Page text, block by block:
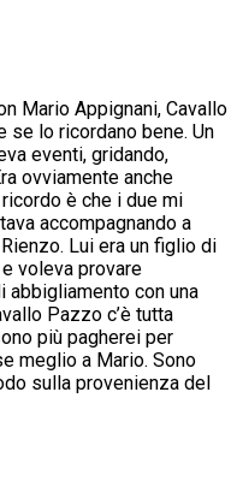
Mario Appignani, Cavallo
se lo ricordano bene. Un
eventi, gridando,
ovviamente anche
è che i due mi
accompagnando a
Lui era un figlio di
voleva provare
abbigliamento con una
Pazzo c’è tutta
più pagherei per
meglio a Mario. Sono
sulla provenienza del